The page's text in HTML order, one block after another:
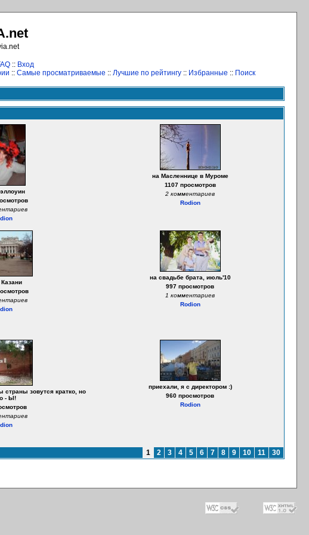
:: Вход
:: Самые просматриваемые :: Лучшие по рейтингу:: Избранные :: Поиск
на Масленнице в Муроме
1107 просмотров
2 комментариев
Rodion
на свадьбе брата, июль'10
997 просмотров
1 комментариев
Rodion
зовутся кратко, но
- Ы!
приехали, я с директором :)
960 просмотров
Rodion
1 2 3 4 5 6 7 8 9 10 11 30